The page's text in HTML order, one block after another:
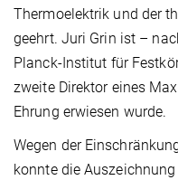
Thermoelektrik und der
geehrt. Juri Grin ist –
Planck-Institut für
zweite Direktor eines
Ehrung erwiesen wurde.
Wegen der
konnte die